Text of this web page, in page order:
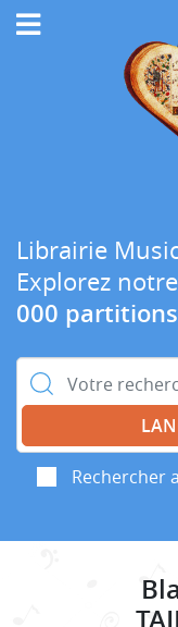
Librairie
Explorez
000 partitions
Rechercher :
Rechercher